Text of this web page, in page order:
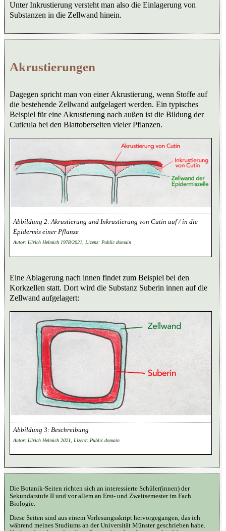
Unter Inkrustierung versteht man also die Einlagerung von
Substanzen in die Zellwand hinein.
Akrustierungen
Dagegen spricht man von einer Akrustierung, wenn Stoffe auf
die bestehende Zellwand aufgelagert werden. Ein typisches
Beispiel für eine Akrustierung nach außen ist die Bildung der
Cuticula bei den Blattoberseiten vieler Pflanzen.
Akrustierung und Inkrustierung von Cutin auf / in die
Epidermis einer Pflanze
Autor: Ulrich Helmich 1978/2021, Lizenz: Public domain
Eine Ablagerung nach innen findet zum Beispiel bei den
Korkzellen statt. Dort wird die Substanz Suberin innen auf die
Zellwand aufgelagert:
Beschreibung
Autor: Ulrich Helmich 2021, Lizenz: Public domain
Die Botanik-Seiten richten sich an interessierte Schüler(innen) der
Sekundarstufe II und vor allem an Erst- und Zweitsemester im Fach
Biologie.
Diese Seiten sind aus einem Vorlesungsskript hervorgegangen, das ich
während meines Studiums an der Universität Münster geschrieben habe.